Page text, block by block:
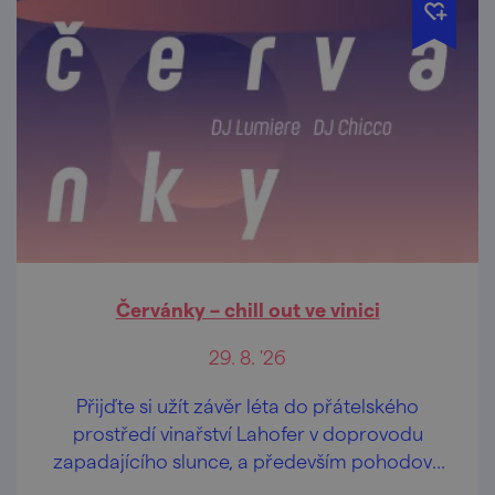
Červánky – chill out ve vinici
29. 8. '26
Přijďte si užít závěr léta do přátelského
prostředí vinařství Lahofer v doprovodu
zapadajícího slunce, a především pohodové